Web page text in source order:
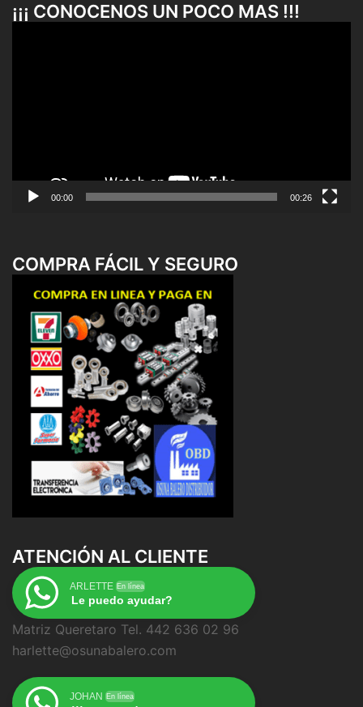
¡¡¡ CONOCENOS UN POCO MAS !!!
00:00 00:26
COMPRA FÁCIL Y SEGURO
ATENCIÓN AL CLIENTE
ARLETTE En línea
Le puedo ayudar?
Matriz Queretaro Tel. 442 636 02 96
harlette@osunabalero.com
JOHAN En línea